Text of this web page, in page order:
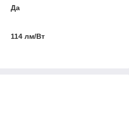
Да
114 лм/Вт